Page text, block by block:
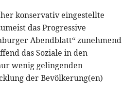
konservativ eingestellte
das Progressive
Abendblatt“ zunehmend
das Soziale in den
wenig gelingenden
der Bevölkerung(en)